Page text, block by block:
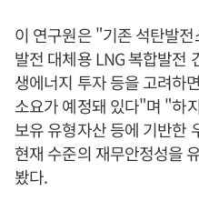
이 연구원은 "기존 석탄발
발전 대체용 LNG 복합발전
생에너지 투자 등을 고려하
소요가 예정돼 있다"며 "하
보유 유형자산 등에 기반한
현재 수준의 재무안정성을
봤다.